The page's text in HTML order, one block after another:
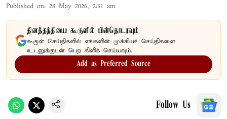
Published on: 28 May 2026, 2:31 am
தினத்தந்தியை கூகுளில் பின்தொடரவும்
கூகுள் செய்திகளில் எங்களின் முக்கியச் செய்திகளை
உடனுக்குடன் பெற கிளிக் செய்யவும்.
Add as Preferred Source
Follow Us